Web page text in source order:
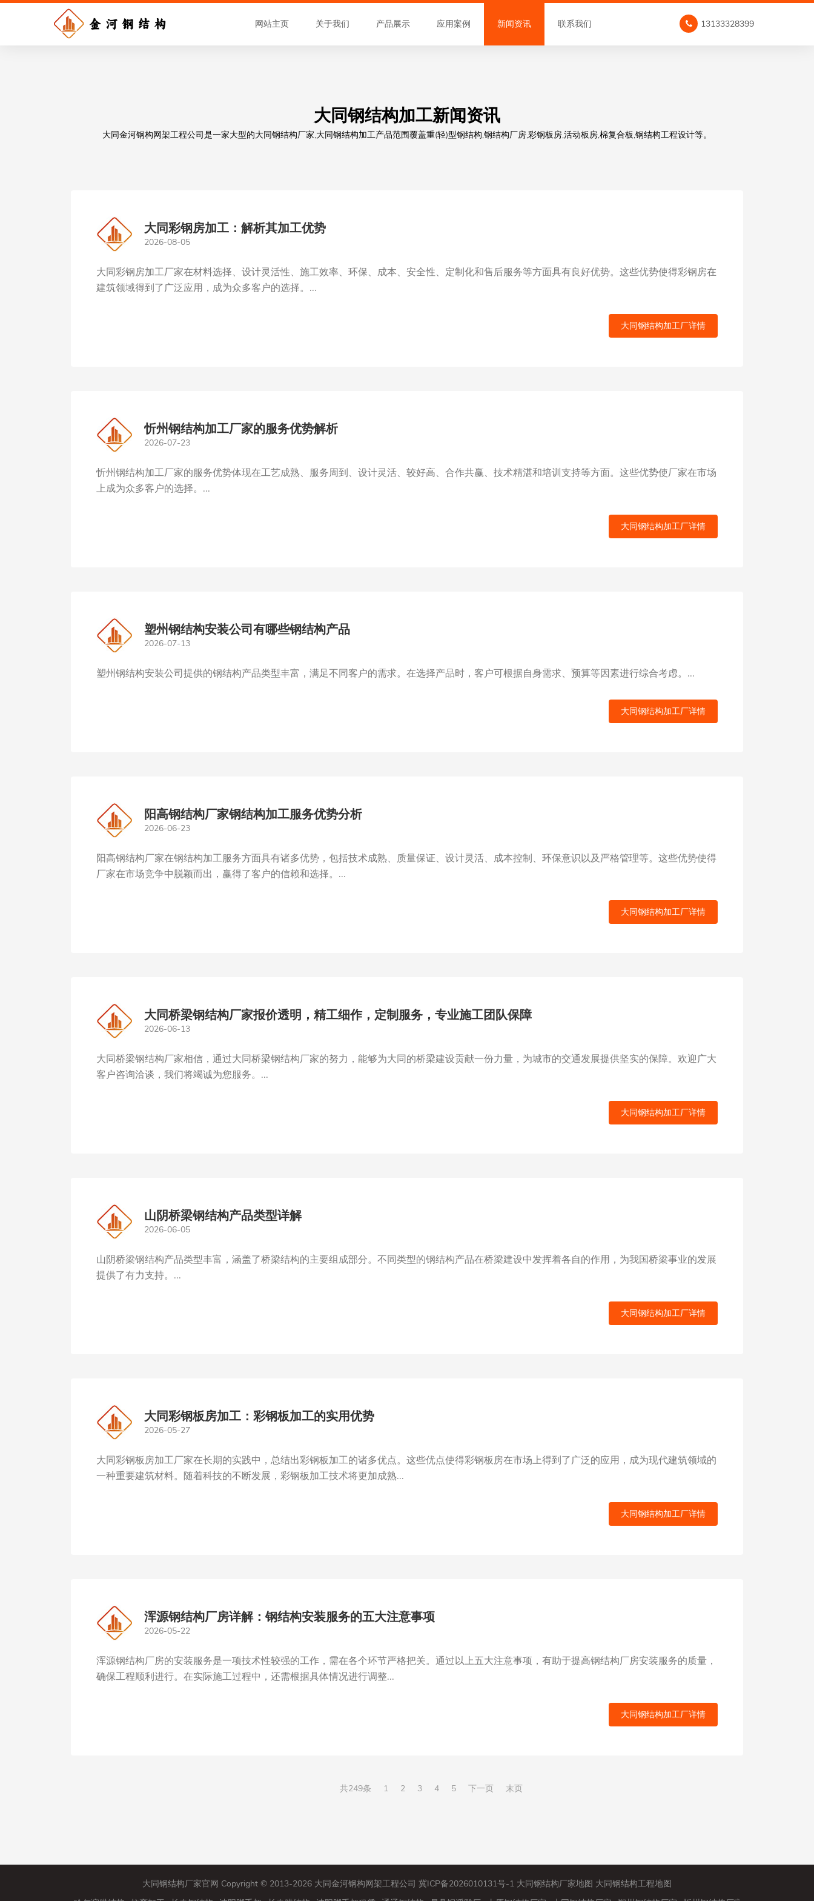
网站主页 关于我们 产品展示 应用案例 新闻资讯 联系我们 13133328399
大同钢结构加工新闻资讯
大同金河钢构网架工程公司是一家大型的大同钢结构厂家,大同钢结构加工产品范围覆盖重(轻)型钢结构,钢结构厂房,彩钢板房,活动板房,棉复合板,钢结构工程设计等。
大同彩钢房加工：解析其加工优势
2026-08-05
大同彩钢房加工厂家在材料选择、设计灵活性、施工效率、环保、成本、安全性、定制化和售后服务等方面具有良好优势。这些优势使得彩钢房在
建筑领域得到了广泛应用，成为众多客户的选择。...
大同钢结构加工厂详情
忻州钢结构加工厂家的服务优势解析
2026-07-23
忻州钢结构加工厂家的服务优势体现在工艺成熟、服务周到、设计灵活、较好高、合作共赢、技术精湛和培训支持等方面。这些优势使厂家在市场
上成为众多客户的选择。...
大同钢结构加工厂详情
塑州钢结构安装公司有哪些钢结构产品
2026-07-13
塑州钢结构安装公司提供的钢结构产品类型丰富，满足不同客户的需求。在选择产品时，客户可根据自身需求、预算等因素进行综合考虑。...
大同钢结构加工厂详情
阳高钢结构厂家钢结构加工服务优势分析
2026-06-23
阳高钢结构厂家在钢结构加工服务方面具有诸多优势，包括技术成熟、质量保证、设计灵活、成本控制、环保意识以及严格管理等。这些优势使得
厂家在市场竞争中脱颖而出，赢得了客户的信赖和选择。...
大同钢结构加工厂详情
大同桥梁钢结构厂家报价透明，精工细作，定制服务，专业施工团队保障
2026-06-13
大同桥梁钢结构厂家相信，通过大同桥梁钢结构厂家的努力，能够为大同的桥梁建设贡献一份力量，为城市的交通发展提供坚实的保障。欢迎广大
客户咨询洽谈，我们将竭诚为您服务。...
大同钢结构加工厂详情
山阴桥梁钢结构产品类型详解
2026-06-05
山阴桥梁钢结构产品类型丰富，涵盖了桥梁结构的主要组成部分。不同类型的钢结构产品在桥梁建设中发挥着各自的作用，为我国桥梁事业的发展
提供了有力支持。...
大同钢结构加工厂详情
大同彩钢板房加工：彩钢板加工的实用优势
2026-05-27
大同彩钢板房加工厂家在长期的实践中，总结出彩钢板加工的诸多优点。这些优点使得彩钢板房在市场上得到了广泛的应用，成为现代建筑领域的
一种重要建筑材料。随着科技的不断发展，彩钢板加工技术将更加成熟...
大同钢结构加工厂详情
浑源钢结构厂房详解：钢结构安装服务的五大注意事项
2026-05-22
浑源钢结构厂房的安装服务是一项技术性较强的工作，需在各个环节严格把关。通过以上五大注意事项，有助于提高钢结构厂房安装服务的质量，
确保工程顺利进行。在实际施工过程中，还需根据具体情况进行调整...
大同钢结构加工厂详情
共249条 1 2 3 4 5 下一页 末页
大同钢结构厂家官网 Copyright © 2013-2026 大同金河钢构网架工程公司 冀ICP备2026010131号-1 大同钢结构厂家地图 大同钢结构工程地图